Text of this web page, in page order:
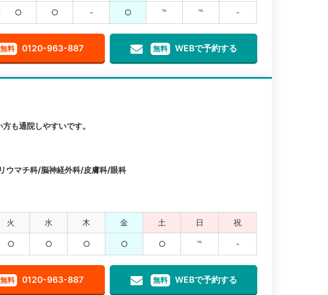
○ ○ - ○ ℡ ℡ -
無料 0120-963-887 無料 WEBで予約する
も通院しやすいです。
ウマチ科/脳神経外科/皮膚科/眼科
火 水 木 金 土 日 祝
○ ○ ○ ○ ○ ℡ -
無料 0120-963-887 無料 WEBで予約する